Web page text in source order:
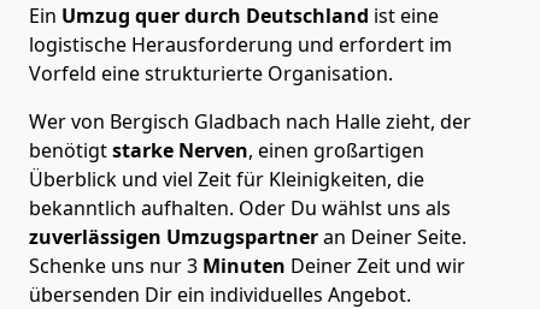
Ein Umzug quer durch Deutschland ist eine
logistische Herausforderung und erfordert im
Vorfeld eine strukturierte Organisation.
Wer von Bergisch Gladbach nach Halle zieht, der
benötigtstarke Nerven, einen großartigen
Überblick und viel Zeit für Kleinigkeiten, die
bekanntlich aufhalten. Oder Du wählst uns als
zuverlässigen Umzugspartneran Deiner Seite.
Schenke uns nur3 Minuten Deiner Zeit und wir
übersenden Dir ein individuelles Angebot.